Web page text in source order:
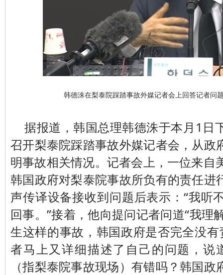
韩德洙在梨泰院踩踏事故外媒记者会上回答记者问
据报道，韩国总理韩德洙于本月1日
召开梨泰院踩踏事故外媒记者会，从政
明事故相关情况。记者会上，一位来自
韩国政府对梨泰院事故所负有的责任进
声传译设备接收到问题后表示：“我听
回事。”接着，他向提问记者问道“我理
生这样的事故，韩国政府是否完全没有
者马上又详细描述了自己的问题，说
（指梨泰院事故现场）有错吗？韩国